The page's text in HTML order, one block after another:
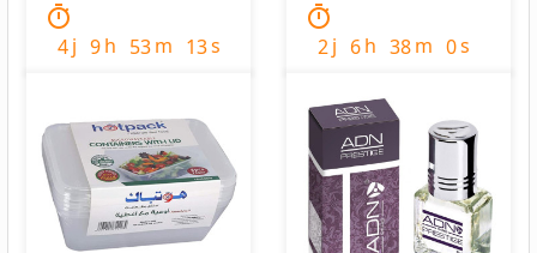
timer
4j 9h 53m 11s
timer
2j 6h 37m 58